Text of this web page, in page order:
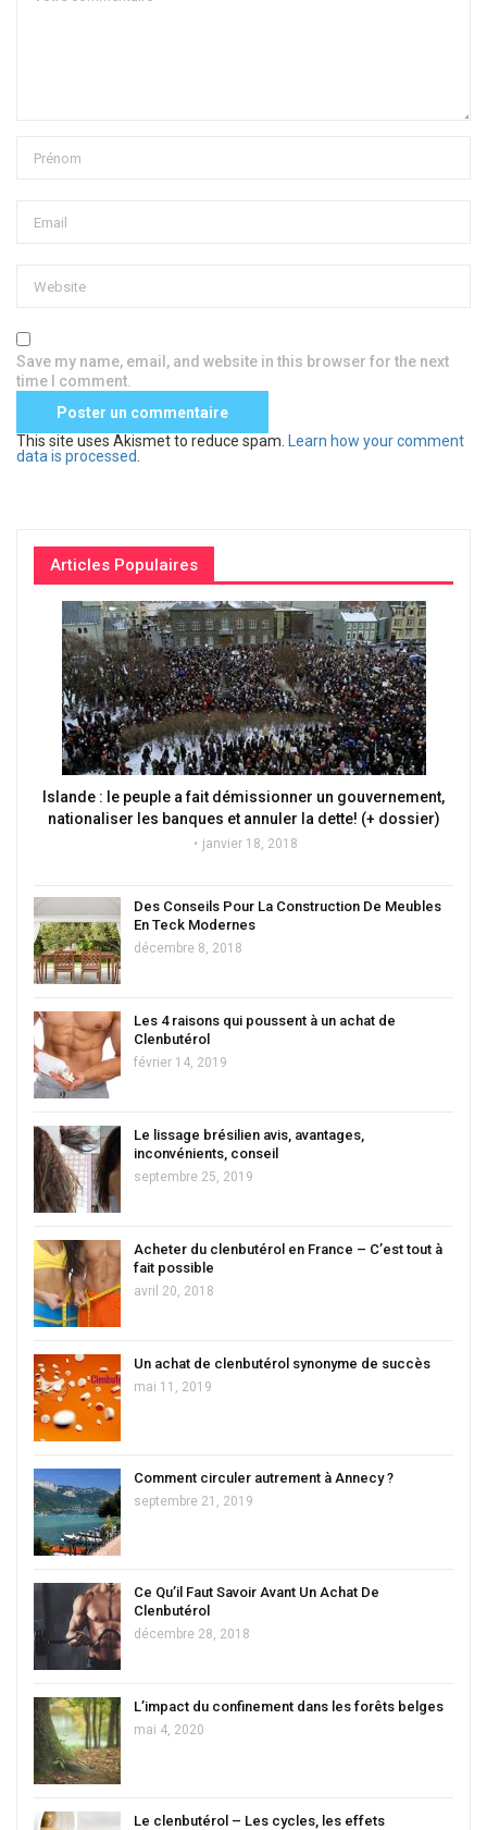
Save my name, email, and website in this browser for the next
time I comment.
This site uses Akismet to reduce spam.
Learn how your comment
data is processed
Articles Populaires
Islande : le peuple a fait démissionner un gouvernement,
nationaliser les banques et annuler la dette! (+ dossier)
janvier 18, 2018
Des Conseils Pour La Construction De Meubles
En Teck Modernes
décembre 8, 2018
Les 4 raisons qui poussent à un achat de
Clenbutérol
février 14, 2019
Le lissage brésilien avis, avantages,
inconvénients, conseil
septembre 25, 2019
Acheter du clenbutérol en France – C’est tout à
fait possible
avril 20, 2018
Un achat de clenbutérol synonyme de succès
mai 11, 2019
Comment circuler autrement à Annecy ?
septembre 21, 2019
Ce Qu’il Faut Savoir Avant Un Achat De
Clenbutérol
décembre 28, 2018
L’impact du confinement dans les forêts belges
mai 4, 2020
Le clenbutérol – Les cycles, les effets